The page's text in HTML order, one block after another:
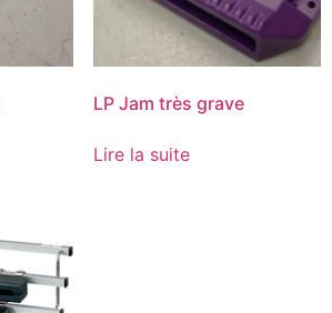
LP Jam très grave
Lire la suite